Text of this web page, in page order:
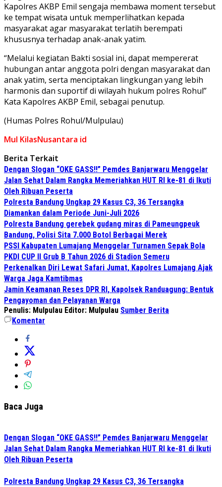
Kapolres AKBP Emil sengaja membawa moment tersebut
ke tempat wisata untuk memperlihatkan kepada
masyarakat agar masyarakat terlatih berempati
khususnya terhadap anak-anak yatim.
“Melalui kegiatan Bakti sosial ini, dapat mempererat
hubungan antar anggota polri dengan masyarakat dan
anak yatim, serta menciptakan lingkungan yang lebih
harmonis dan suportif di wilayah hukum polres Rohul”
Kata Kapolres AKBP Emil, sebagai penutup.
(Humas Polres Rohul/Mulpulau)
Mul KilasNusantara id
Berita Terkait
Dengan Slogan “OKE GASS!!” Pemdes Banjarwaru Menggelar
Jalan Sehat Dalam Rangka Memeriahkan HUT RI ke-81 di Ikuti
Oleh Ribuan Peserta
Polresta Bandung Ungkap 29 Kasus C3, 36 Tersangka
Diamankan dalam Periode Juni-Juli 2026
Polresta Bandung gerebek gudang miras di Pameungpeuk
Bandung, Polisi Sita 7.000 Botol Berbagai Merek
PSSI Kabupaten Lumajang Menggelar Turnamen Sepak Bola
PKDI CUP II Grub B Tahun 2026 di Stadion Semeru
Perkenalkan Diri Lewat Safari Jumat, Kapolres Lumajang Ajak
Warga Jaga Kamtibmas
Jamin Keamanan Reses DPR RI, Kapolsek Randuagung: Bentuk
Pengayoman dan Pelayanan Warga
Penulis: Mulpulau Editor: Mulpulau Sumber Berita
Komentar
Baca Juga
Dengan Slogan “OKE GASS!!” Pemdes Banjarwaru Menggelar
Jalan Sehat Dalam Rangka Memeriahkan HUT RI ke-81 di Ikuti
Oleh Ribuan Peserta
Polresta Bandung Ungkap 29 Kasus C3, 36 Tersangka